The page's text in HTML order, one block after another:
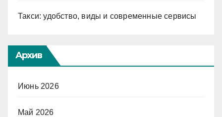
Такси: удобство, виды и современные сервисы
Архив
Июнь 2026
Май 2026